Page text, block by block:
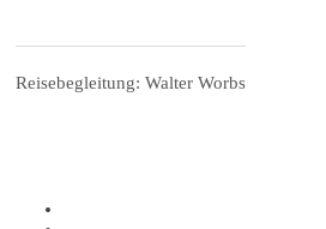
Reisebegleitung: Walter Worbs